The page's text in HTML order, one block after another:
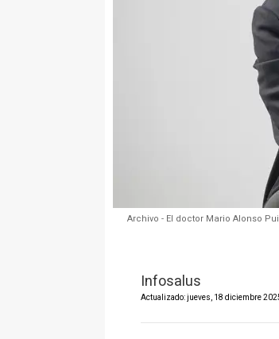
Archivo - El doctor Mario Alonso
Infosalus
Actualizado: jueves, 18 diciembre